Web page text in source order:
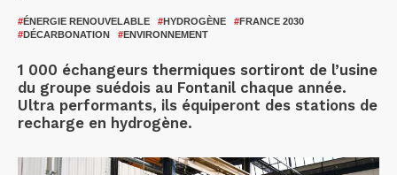
#ÉNERGIE RENOUVELABLE #HYDROGÈNE #FRANCE 2030
#DÉCARBONATION #ENVIRONNEMENT
1 000 échangeurs thermiques sortiront de l’usine
du groupe suédois au Fontanil chaque année.
Ultra performants, ils équiperont des stations de
recharge en hydrogène.